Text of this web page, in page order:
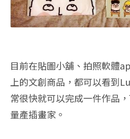
目前在貼圖小舖、拍照軟體
上的文創商品，都可以看到
常很快就可以完成一件作品
量產插畫家。